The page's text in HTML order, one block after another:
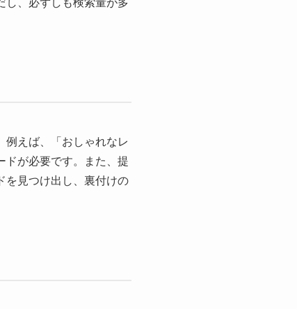
し、必ずしも検索量が多
例えば、「おしゃれなレ
ドが必要です。また、提
を見つけ出し、裏付けの